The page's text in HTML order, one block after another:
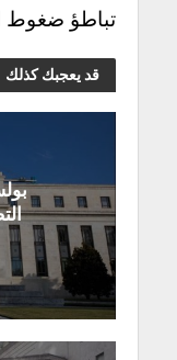
تباطؤ ضغوط
قد يعجبك كذلك